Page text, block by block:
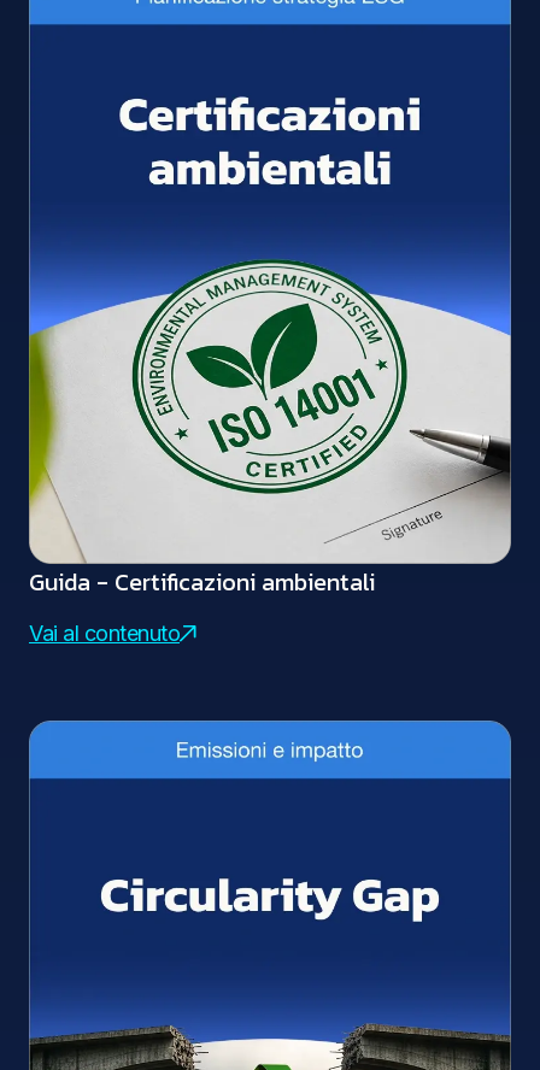
Guida - Certificazioni ambientali
Vai al contenuto